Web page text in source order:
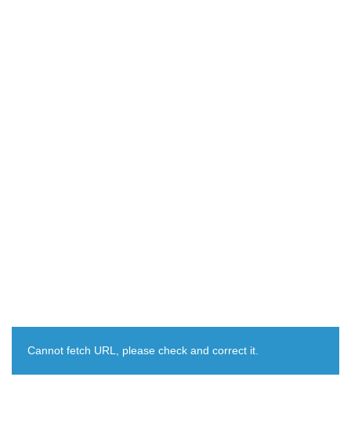
Cannot fetch URL, please check and correct it.